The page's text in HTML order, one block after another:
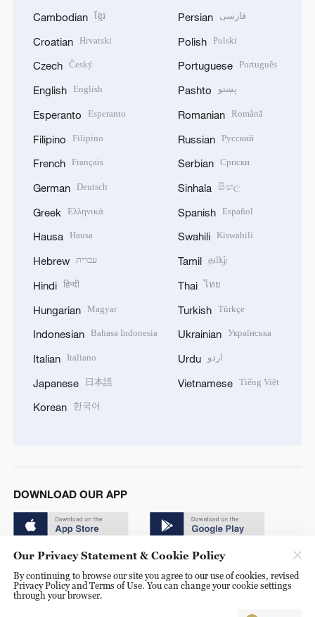
Cambodian ខ្មែរ
Croatian Hrvatski
Czech Český
English English
Esperanto Esperanto
Filipino Filipino
French Français
German Deutsch
Greek Ελληνικά
Hausa Hausa
Hebrew עברית
Hindi हिन्दी
Hungarian Magyar
Indonesian Bahasa Indonesia
Italian Italiano
Japanese 日本語
Korean 한국어
Persian فارسی
Polish Polski
Portuguese Português
Pashto پښتو
Romanian Română
Russian Русский
Serbian Српски
Sinhala සිංහල
Spanish Español
Swahili Kiswahili
Tamil தமிழ்
Thai ไทย
Turkish Türkçe
Ukrainian Українська
Urdu اردو
Vietnamese Tiếng Việt
DOWNLOAD OUR APP
© China Radio International.CRI. All Rights Reserved. 16A
Our Privacy Statement & Cookie Policy
By continuing to browse our site you agree to our use of cookies, revised
Privacy Policy and Terms of Use. You can change your cookie settings
through your browser.